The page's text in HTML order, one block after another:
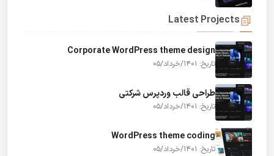
Latest Projects
Corporate WordPress theme design
تاریخ: 1401/خرداد/05
طراحی قالب وردپرس شرکتی
تاریخ: 1401/خرداد/05
WordPress theme coding
تاریخ: 1401/خرداد/05